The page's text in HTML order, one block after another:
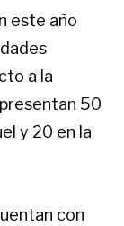
este año
a la
50
y 20 en la
con